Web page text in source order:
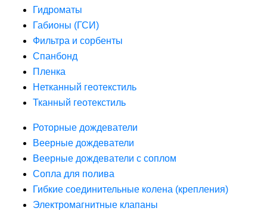
Гидроматы
Габионы (ГСИ)
Фильтра и сорбенты
Спанбонд
Пленка
Нетканный геотекстиль
Тканный геотекстиль
Роторные дождеватели
Веерные дождеватели
Веерные дождеватели с соплом
Сопла для полива
Гибкие соединительные колена (крепления)
Электромагнитные клапаны